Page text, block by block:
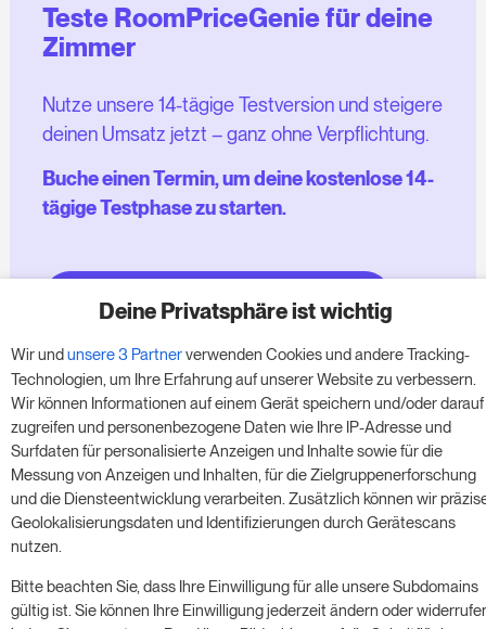
Teste RoomPriceGenie für deine
Zimmer
Nutze unsere 14-tägige Testversion und steigere
deinen Umsatz jetzt – ganz ohne Verpflichtung.
Buche einen Termin, um deine kostenlose 14-
tägige Testphase zu starten.
Starte die kostenlose Testversion
Ein Meeting buchen
Deine Privatsphäre ist wichtig
Wir undunsere 3 Partnerverwenden Cookies und andere Tracking-
Technologien, um Ihre Erfahrung auf unserer Website zu verbessern.
Wir können Informationen auf einem Gerät speichern und/oder darauf
zugreifen und personenbezogene Daten wie Ihre IP-Adresse und
Surfdaten für personalisierte Anzeigen und Inhalte sowie für die
Messung von Anzeigen und Inhalten, für die Zielgruppenerforschung
und die Diensteentwicklung verarbeiten. Zusätzlich können wir
Geolokalisierungsdaten und Identifizierungen durch Gerätescans
nutzen.
Bitte beachten Sie, dass Ihre Einwilligung für alle unsere Subdomains
gültig ist. Sie können Ihre Einwilligung jederzeit ändern oder